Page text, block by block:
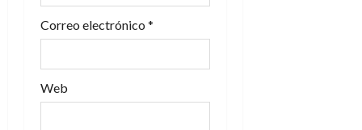
a
s
Correo electrónico *
Web